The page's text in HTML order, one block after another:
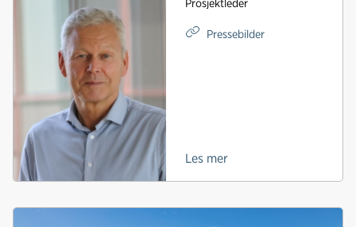
Pressebilder
Les mer